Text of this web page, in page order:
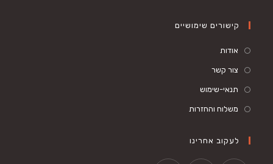
קישורים שימושיים
אודות
צור קשר
תנאי-שימוש
משלוח והחזרות
לעקוב אחרינו